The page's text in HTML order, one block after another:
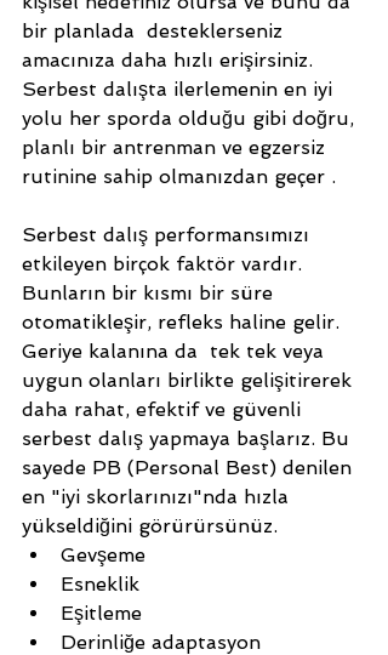
bir planlada  desteklerseniz
amacınıza daha hızlı erişirsiniz.
Serbest dalışta ilerlemenin en iyi
yolu her sporda olduğu gibi doğru,
planlı bir antrenman ve egzersiz
rutinine sahip olmanızdan geçer .
Serbest dalış performansımızı
etkileyen birçok faktör vardır.
Bunların bir kısmı bir süre
otomatikleşir, refleks haline gelir.
Geriye kalanına da  tek tek veya
uygun olanları birlikte gelişitirerek
daha rahat, efektif ve güvenli
serbest dalış yapmaya başlarız. Bu
sayede PB (Personal Best) denilen
en "iyi skorlarınızı"nda hızla
yükseldiğini görürürsünüz.
Gevşeme
Esneklik
Eşitleme
Derinliğe adaptasyon